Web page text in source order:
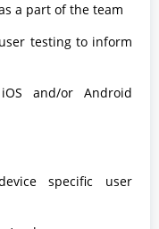
a part of the team
testing to inform
and/or Android
specific user